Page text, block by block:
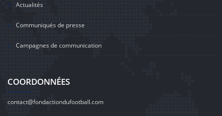
Actualités
Communiqués de presse
Campagnes de communication
COORDONNÉES
contact@fondactiondufootball.com